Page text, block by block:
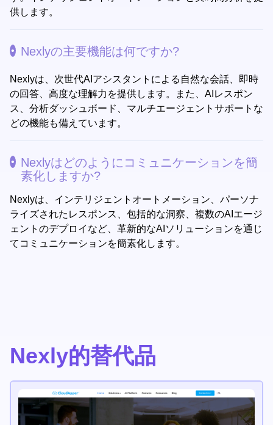
供します。
Nexlyの主要機能は何ですか?
Nexlyは、次世代AIアシスタントによる自然な会話、即時
の回答、高度な理解力を提供します。また、AIレスポン
ス、分析ダッシュボード、マルチエージェントサポートな
どの機能も備えています。
Nexlyはどのようにコミュニケーションを簡
素化しますか?
Nexlyは、インテリジェントオートメーション、パーソナ
ライズされたレスポンス、包括的な洞察、複数のAIエージ
ェントのデプロイなど、革新的なAIソリューションを通じ
てコミュニケーションを簡素化します。
Nexly的替代品